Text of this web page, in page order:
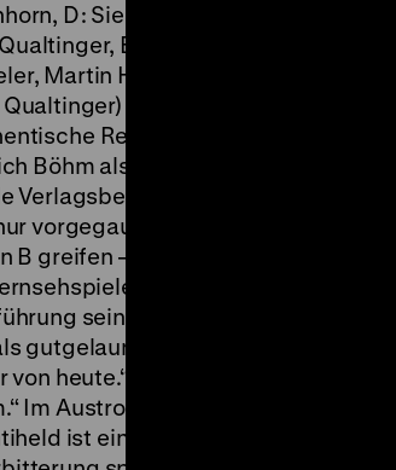
D: Siegfried Lowitz,
Elisabeth
Martin Hirthe, 100'
zum Rendezvous
Revolverblatt-
Böhm als langjähriger
Verlagsbetrieb-
vorgegaukelt hat, lässt
greifen – soll er halt
Was als
seiner zeitkritischen
gutgelaunte
heute.“ Oder: „So muss
Im Austro-Kabarettgenie
ist eine mörderische